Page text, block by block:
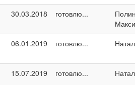
30.03.2018 готовлю...
06.01.2019 готовлю...
15.07.2019 готовлю...